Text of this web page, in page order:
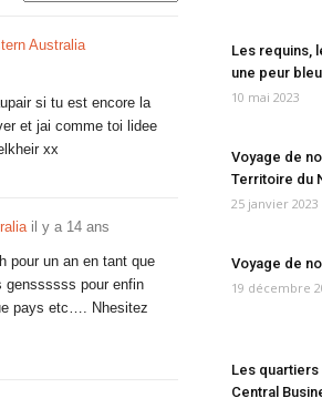
Australia
si tu est encore la
et jai comme toi lidee
xx
il y a 14 ans
pour un an en tant que
genssssss pour enfin
pays etc…. Nhesitez
Les requins,
une peur
10 mai 2023
Voyage de
Territoire du
25 janvier 2023
Voyage de
19 décembre
Les
Central